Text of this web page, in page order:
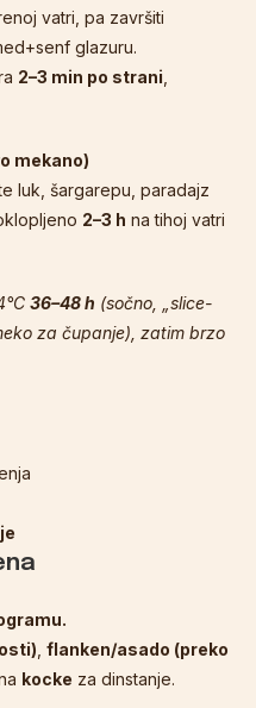
vatri, pa završiti
glazuru.
2–3 min po strani
mekano)
luk, šargarepu, paradajz
2–3 h na tihoj vatri
36–48 h (sočno, „slice-
za čupanje), zatim brzo
,flanken/asado (preko
kocke za dinstanje.